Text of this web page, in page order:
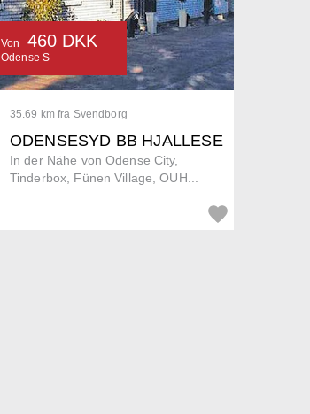
35.69 km fra Svendborg
ODENSESYD BB HJALLESE
In der Nähe von Odense City,
Tinderbox, Fünen Village, OUH...
Von 460 DKK
Odense S